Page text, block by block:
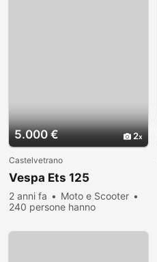
5.000 € 2
Castelvetrano
Vespa Ets 125
2 anni fa
Moto e Scooter
240 persone hanno